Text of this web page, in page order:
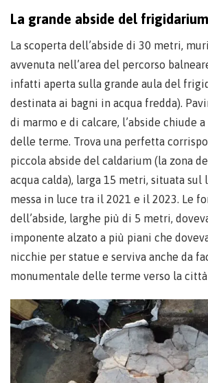
La grande abside del frigidarium
La scoperta dell’abside di 30 metri,
avvenuta nell’area del percorso
infatti aperta sulla grande aula del
destinata ai bagni in acqua fredda).
di marmo e di calcare, l’abside chiude a
delle terme. Trova una perfetta
piccola abside del caldarium (la zona
acqua calda), larga 15 metri, situata sul
messa in luce tra il 2021 e il 2023. Le
dell’abside, larghe più di 5 metri,
imponente alzato a più piani che
nicchie per statue e serviva anche da
monumentale delle terme verso la